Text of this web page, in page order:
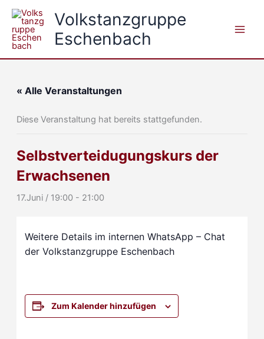
Zum
Inhalt
springen
Volkstanzgruppe
Eschenbach
« Alle Veranstaltungen
Diese Veranstaltung hat bereits stattgefunden.
Selbstverteidugungskurs der
Erwachsenen
17.Juni / 19:00 - 21:00
Weitere Details im internen WhatsApp – Chat
der Volkstanzgruppe Eschenbach
Zum Kalender hinzufügen